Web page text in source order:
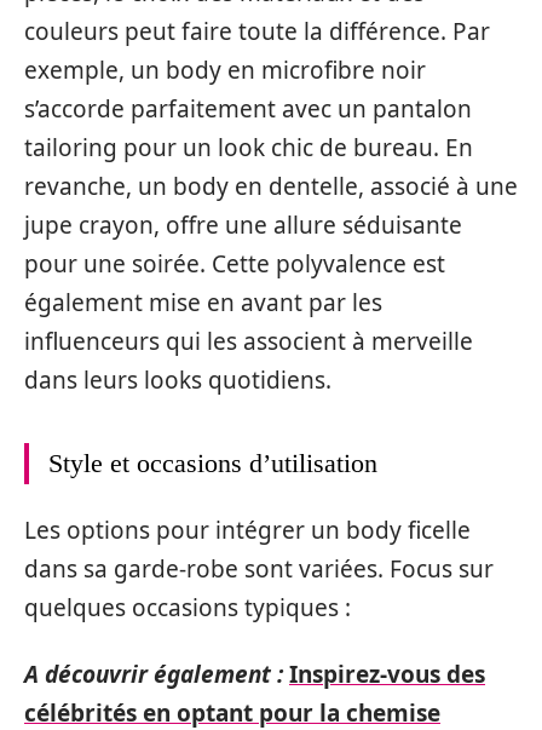
couleurs peut faire toute la différence. Par
exemple, un body en microfibre noir
s’accorde parfaitement avec un pantalon
tailoring pour un look chic de bureau. En
revanche, un body en dentelle, associé à une
jupe crayon, offre une allure séduisante
pour une soirée. Cette polyvalence est
également mise en avant par les
influenceurs qui les associent à merveille
dans leurs looks quotidiens.
Style et occasions d’utilisation
Les options pour intégrer un body ficelle
dans sa garde-robe sont variées. Focus sur
quelques occasions typiques :
A découvrir également :Inspirez-vous des
célébrités en optant pour la chemise